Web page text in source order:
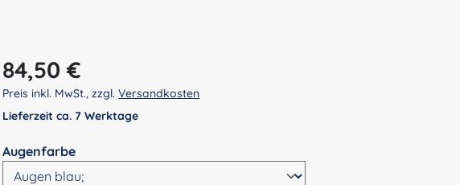
Regulärer Preis:
84,50 €
Preis inkl. MwSt., zzgl.Versandkosten
Lieferzeit ca. 7 Werktage
Augenfarbeauswählen